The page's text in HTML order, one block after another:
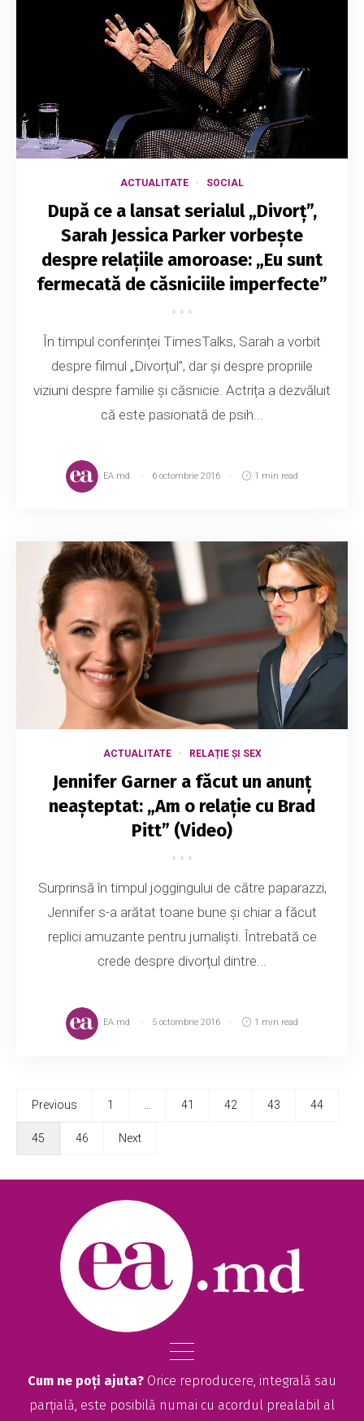
ACTUALITATE SOCIAL
După ce a lansat serialul „Divorț”,
Sarah Jessica Parker vorbește
despre relațiile amoroase: „Eu sunt
fermecată de căsniciile imperfecte”
În timpul conferinței TimesTalks, Sarah a vorbit
despre filmul „Divorțul”, dar și despre propriile
viziuni despre familie și căsnicie. Actrița a dezvăluit
că este pasionată de psih...
EA.md 6 octombrie 2016 1 min read
ACTUALITATE RELAȚIE ȘI SEX
Jennifer Garner a făcut un anunț
neașteptat: „Am o relație cu Brad
Pitt” (Video)
Surprinsă în timpul joggingului de către paparazzi,
Jennifer s-a arătat toane bune și chiar a făcut
replici amuzante pentru jurnaliști. Întrebată ce
crede despre divorțul dintre...
EA.md 5 octombrie 2016 1 min read
Previous 1 41 42 43 44
45 46 Next
Cum ne poți ajuta? Orice reproducere, integrală sau
parțială, este posibilă numai cu acordul prealabil al